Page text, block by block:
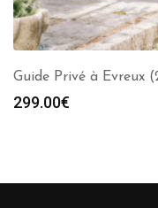
Guide Privé à Evreux
299.00€